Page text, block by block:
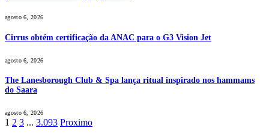
agosto 6, 2026
Cirrus obtém certificação da ANAC para o G3 Vision Jet
agosto 6, 2026
The Lanesborough Club & Spa lança ritual inspirado nos hammams
do Saara
agosto 6, 2026
1 2 3 ... 3.093 Proximo